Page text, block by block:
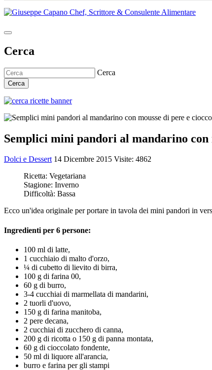
Cerca
Cerca
Cerca
Semplici mini pandori al mandarino con
Dolci e Dessert 14 Dicembre 2015 Visite: 4862
Ricetta: Vegetariana
Stagione: Inverno
Difficoltà: Bassa
Ecco un'idea originale per portare in tavola dei mini pandori in
Ingredienti per 6 persone:
100 ml di latte,
1 cucchiaio di malto d'orzo,
¼ di cubetto di lievito di birra,
100 g di farina 00,
60 g di burro,
3-4 cucchiai di marmellata di mandarini,
2 tuorli d'uovo,
150 g di farina manitoba,
2 pere decana,
2 cucchiai di zucchero di canna,
200 g di ricotta o 150 g di panna montata,
60 g di cioccolato fondente,
50 ml di liquore all'arancia,
burro e farina per gli stampi